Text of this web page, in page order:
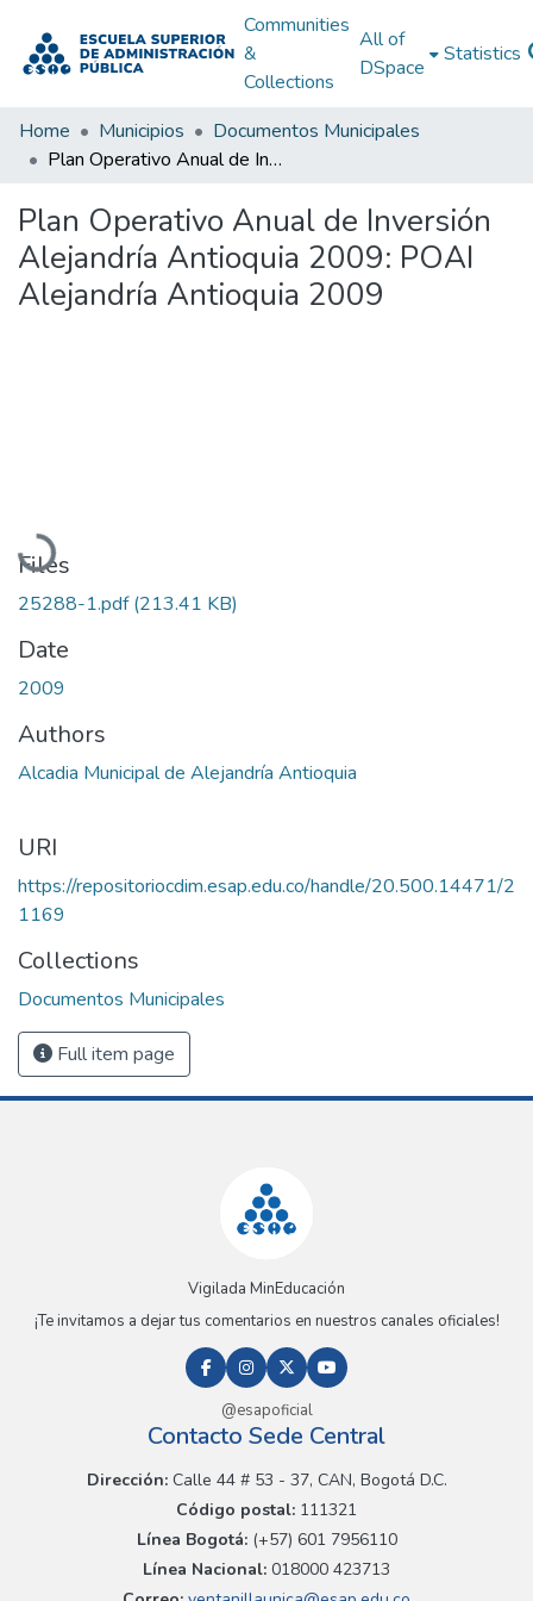
Communities
&
Collections
All of
DSpace
Statistics
Home Municipios
Documentos Municipales
Plan Operativo Anual de Inversión Alejandría Antioquia 2009: POAI Alejandría Antioquia 2009
Plan Operativo Anual de Inversión
Alejandría Antioquia 2009: POAI
Alejandría Antioquia 2009
Loading...
Files
25288-1.pdf(213.41 KB)
Date
2009
Authors
Alcadia Municipal de Alejandría Antioquia
URI
https://repositoriocdim.esap.edu.co/handle/20.500.14471/2
1169
Collections
Documentos Municipales
Full item page
Vigilada MinEducación
¡Te invitamos a dejar tus comentarios en nuestros canales oficiales!
@esapoficial
Contacto Sede Central
Dirección:Calle 44 # 53 - 37, CAN, Bogotá D.C.
Código postal: 111321
Línea Bogotá:(+57) 601 7956110
Línea Nacional: 018000 423713